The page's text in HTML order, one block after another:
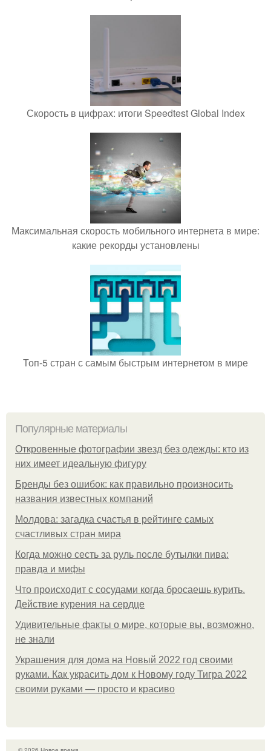
Скорость в цифрах: итоги Speedtest Global Index
Максимальная скорость мобильного интернета в мире:
какие рекорды установлены
Топ-5 стран с самым быстрым интернетом в мире
Популярные материалы
Откровенные фотографии звезд без одежды: кто из
них имеет идеальную фигуру
Бренды без ошибок: как правильно произносить
названия известных компаний
Молдова: загадка счастья в рейтинге самых
счастливых стран мира
Когда можно сесть за руль после бутылки пива:
правда и мифы
Что происходит с сосудами когда бросаешь курить.
Действие курения на сердце
Удивительные факты о мире, которые вы, возможно,
не знали
Украшения для дома на Новый 2022 год своими
руками. Как украсить дом к Новому году Тигра 2022
своими руками — просто и красиво